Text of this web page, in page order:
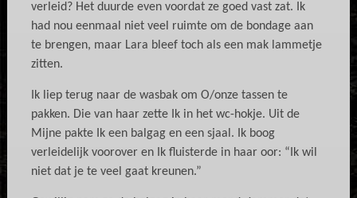
verleid? Het duurde even voordat ze goed vast zat. Ik
had nou eenmaal niet veel ruimte om de bondage aan
te brengen, maar Lara bleef toch als een mak lammetje
zitten.
Ik liep terug naar de wasbak om O/onze tassen te
pakken. Die van haar zette Ik in het wc-hokje. Uit de
Mijne pakte Ik een balgag en een sjaal. Ik boog
verleidelijk voorover en Ik fluisterde in haar oor: “Ik wil
niet dat je te veel gaat kreunen.”